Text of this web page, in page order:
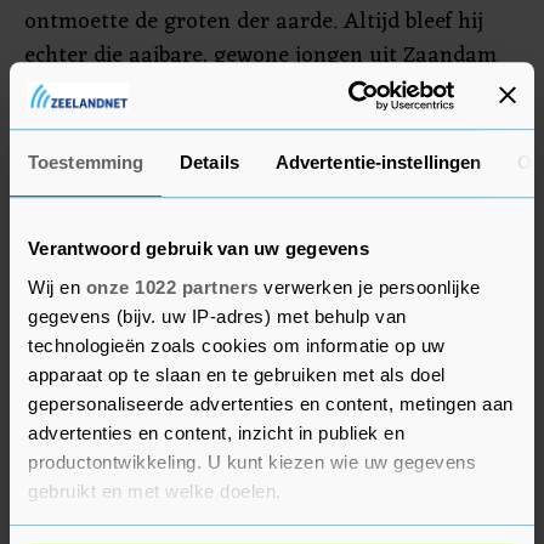
Toestemming Details Advertentie-instellingen
Verantwoord gebruik van uw gegevens
Wij en onze 1022 partners verwerken je persoonlijke
gegevens (bijv. uw IP-adres) met behulp van
technologieën zoals cookies om informatie op uw
apparaat op te slaan en te gebruiken met als doel
gepersonaliseerde advertenties en content, metingen aan
advertenties en content, inzicht in publiek en
productontwikkeling. U kunt kiezen wie uw gegevens
gebruikt en met welke doelen.
ontmoette de groten der aarde. Altijd bleef hij
echter die aaibare, gewone jongen uit Zaandam
in wie de tv-kijker zich herkende. ??Ruim een
jaar lang volgde auteur Kevin Kraan Henny
Huisman. Het resultaat is een indringend portret
van een bevlogen man die verwoede pogingen
vol zelfspot en relativering spreekt over de
hoogte- en dieptepunten uit zijn leven.
Programma Michael van Praag
?11.00 – 12.00 uur Boekhandel De Drvkkery
Middelburg Adres: Markt 51, 4331 LK Middelburg
14.00 – 15.00 uur Boekhandel De Koperen Tuin
GoesAdres: Keizersdijk 16, 4461 KA Goes ?